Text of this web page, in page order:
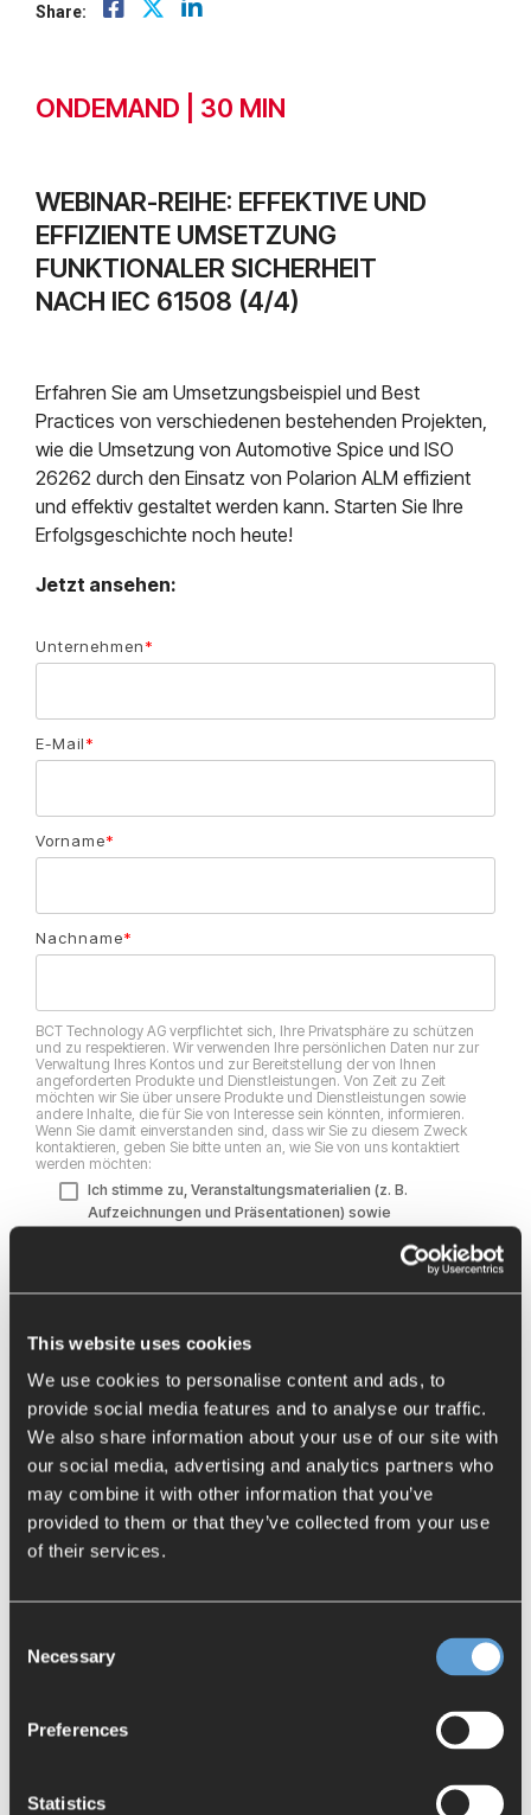
This website uses cookies
We use cookies to personalise content and ads, to
provide social media features and to analyse our traffic.
We also share information about your use of our site with
our social media, advertising and analytics partners who
may combine it with other information that you’ve
provided to them or that they’ve collected from your use
of their services.
Selection
Necessary
Preferences
Statistics
Share:
ONDEMAND | 30 MIN
WEBINAR-REIHE: EFFEKTIVE UND
EFFIZIENTE UMSETZUNG
FUNKTIONALER SICHERHEIT
NACH IEC 61508 (4/4)
Erfahren Sie am Umsetzungsbeispiel und Best
Practices von verschiedenen bestehenden Projekten,
wie die Umsetzung von Automotive Spice und ISO
26262 durch den Einsatz von Polarion ALM effizient
und effektiv gestaltet werden kann. Starten Sie Ihre
Erfolgsgeschichte noch heute!
Jetzt ansehen:
Unternehmen*
E-Mail*
Vorname*
Nachname*
BCT Technology AG verpflichtet sich, Ihre Privatsphäre zu schützen
und zu respektieren. Wir verwenden Ihre persönlichen Daten nur zur
Verwaltung Ihres Kontos und zur Bereitstellung der von Ihnen
angeforderten Produkte und Dienstleistungen. Von Zeit zu Zeit
möchten wir Sie über unsere Produkte und Dienstleistungen sowie
andere Inhalte, die für Sie von Interesse sein könnten, informieren.
Wenn Sie damit einverstanden sind, dass wir Sie zu diesem Zweck
kontaktieren, geben Sie bitte unten an, wie Sie von uns kontaktiert
werden möchten:
Ich stimme zu, Veranstaltungsmaterialien (z. B.
Aufzeichnungen und Präsentationen) sowie
Sie können diese Benachrichtigungen jederzeit abbestellen. Weitere
und dazu, wie wir Ihre Privatsphäre schützen und respektieren, finden
Sie in unsererDatenschutzrichtlinie
Indem Sie unten auf „Einsenden“ klicken, stimmen Sie zu, dass BCT
Technology AG die oben angegebenen personenbezogenen Daten
speichert und verarbeitet, um Ihnen die angeforderten Inhalte
bereitzustellen.
Aus der gleichen Reihe